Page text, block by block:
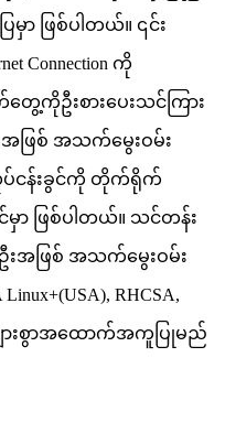
ဖြစ်ပါတယ်။ ၎င်း
Connection ကို
ေ့ကိုဦးစားပေးသင်ကြား
အဖြစ် အသက်မွေးဝမ်း
ပ်ငန်းခွင်ကို တိုက်ရိုက်
ဖြစ်ပါတယ်။ သင်တန်း
စ်ဦးအဖြစ် အသက်မွေးဝမ်း
RHCSA,
များစွာအထောက်အကူပြုမည်